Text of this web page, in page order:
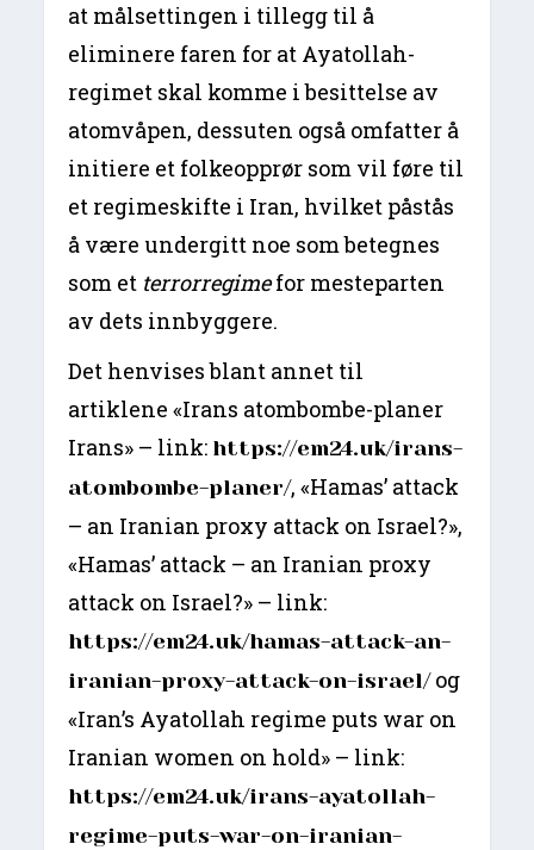
at målsettingen i tillegg til å
eliminere faren for at Ayatollah-
regimet skal komme i besittelse av
atomvåpen, dessuten også omfatter å
initiere et folkeopprør som vil føre til
et regimeskifte i Iran, hvilket påstås
å være undergitt noe som betegnes
som et terrorregimefor mesteparten
av dets innbyggere.
Det henvises blant annet til
artiklene «Irans atombombe-planer
Irans» – link: https://em24.uk/irans-
atombombe-planer/, «Hamas’ attack
– an Iranian proxy attack on Israel?»,
«Hamas’ attack – an Iranian proxy
attack on Israel?» – link:
https://em24.uk/hamas-attack-an-
iranian-proxy-attack-on-israel/og
«Iran’s Ayatollah regime puts war on
Iranian women on hold» – link:
https://em24.uk/irans-ayatollah-
regime-puts-war-on-iranian-